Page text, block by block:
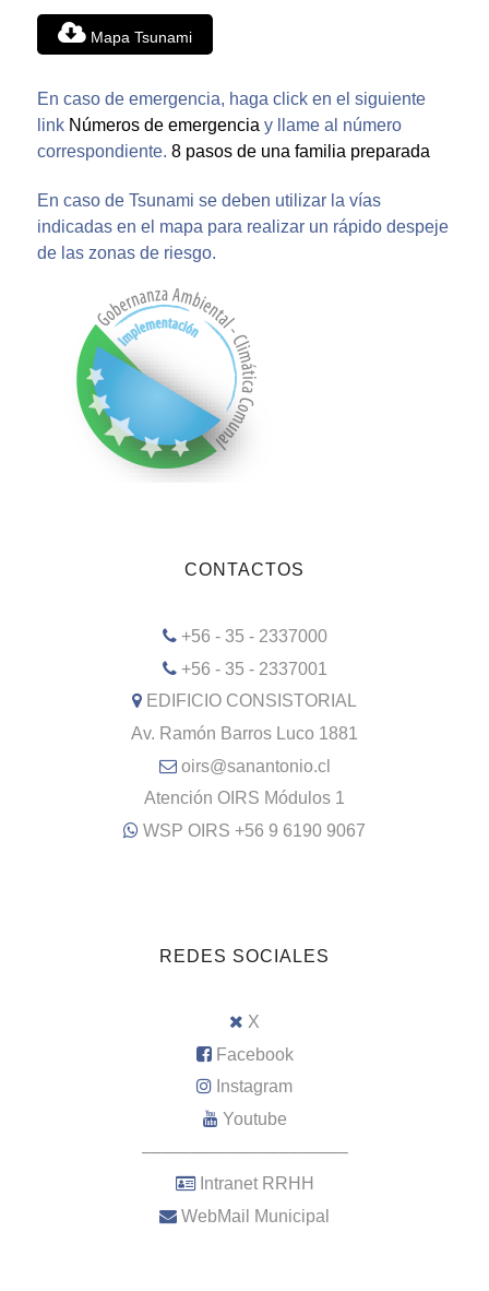
Mapa Tsunami
En caso de emergencia, haga click en el siguiente
link Números de emergencia y llame al número
correspondiente. 8 pasos de una familia preparada
En caso de Tsunami se deben utilizar la vías
indicadas en el mapa para realizar un rápido despeje
de las zonas de riesgo.
CONTACTOS
+56 - 35 - 2337000
+56 - 35 - 2337001
EDIFICIO CONSISTORIAL
Av. Ramón Barros Luco 1881
oirs@sanantonio.cl
Atención OIRS Módulos 1
WSP OIRS +56 9 6190 9067
REDES SOCIALES
X
Facebook
Instagram
Youtube
–––––––––––––––––––––
Intranet RRHH
WebMail Municipal